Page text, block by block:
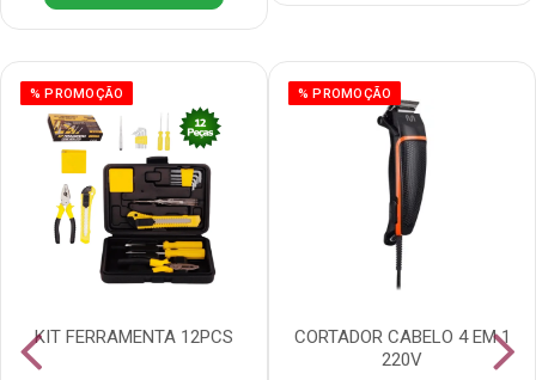
% PROMOÇÃO
KIT FERRAMENTA 12PCS
% PROMOÇÃO
CORTADOR CABELO 4 EM 1
220V